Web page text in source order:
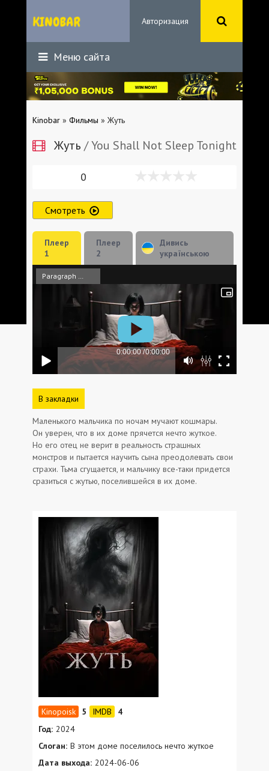
Авторизация
Меню сайта
Kinobar » Фильмы » Жуть
Жуть / You Shall Not Sleep Tonight
0
Смотреть
Плеер
1
Плеер
2
Дивись
українською
В закладки
Маленького мальчика по ночам мучают кошмары.
Он уверен, что в их доме прячется нечто жуткое.
Но его отец не верит в реальность страшных
монстров и пытается научить сына преодолевать свои
страхи. Тьма сгущается, и мальчику все-таки придется
сразиться с жутью, поселившейся в их доме.
5
4
Год: 2024
Слоган: В этом доме поселилось нечто жуткое
Дата выхода: 2024-06-06